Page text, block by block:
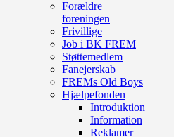
Forældre
foreningen
Frivillige
Job i BK FREM
Støttemedlem
Fanejerskab
FREMs Old Boys
Hjælpefonden
Introduktion
Information
Reklamer